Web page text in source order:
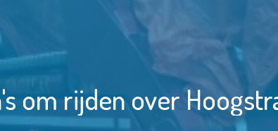
om rijden over